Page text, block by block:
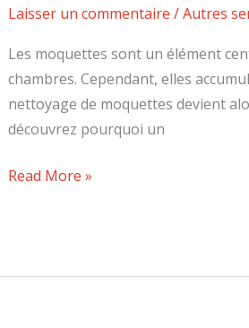
Laisser un commentaire /Autres
Les moquettes sont un élément
chambres. Cependant, elles
nettoyage de moquettes devient
découvrez pourquoi un
Read More »